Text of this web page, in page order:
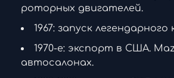
роторных двигателей.
1967: запуск
1970-е: экспорт в США.
автосалонах.